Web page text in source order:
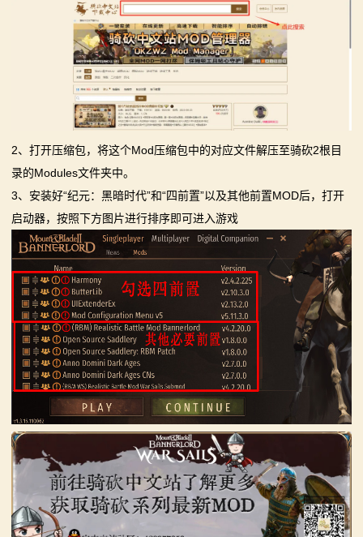
2、打开压缩包，将这个Mod压缩包中的对应文件解压至骑砍2根目
录的Modules文件夹中。
3、安装好“纪元：黑暗时代”和“四前置”以及其他前置MOD后，打开
启动器，按照下方图片进行排序即可进入游戏